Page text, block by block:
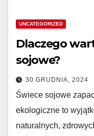
UNCATEGORIZED
Dlaczego
sojowe?
30 GRUDNIA, 2024
Świece sojowe
ekologiczne to
naturalnych,